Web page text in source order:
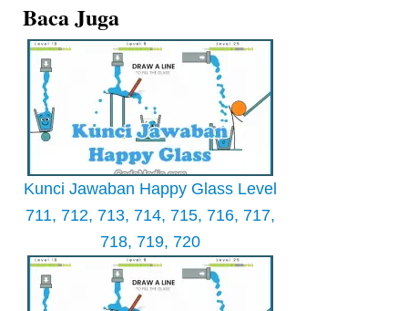
Baca Juga
Kunci Jawaban Happy Glass Level
711, 712, 713, 714, 715, 716, 717,
718, 719, 720